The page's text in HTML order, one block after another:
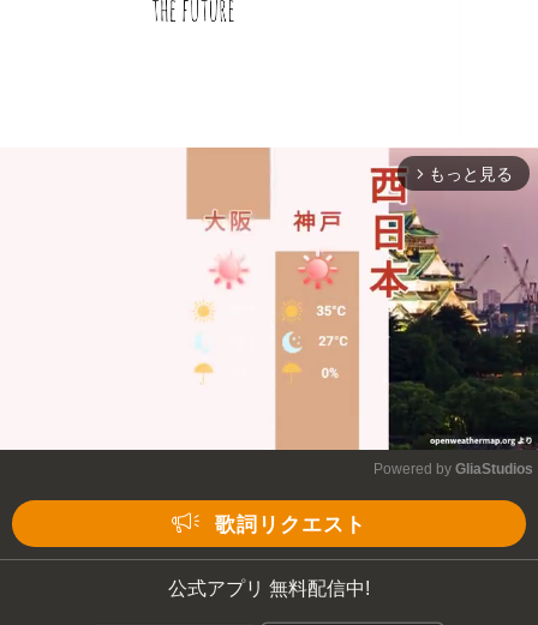
arrow_forward_ios もっと見る
Powered by GliaStudios
歌詞リクエスト
公式アプリ 無料配信中!